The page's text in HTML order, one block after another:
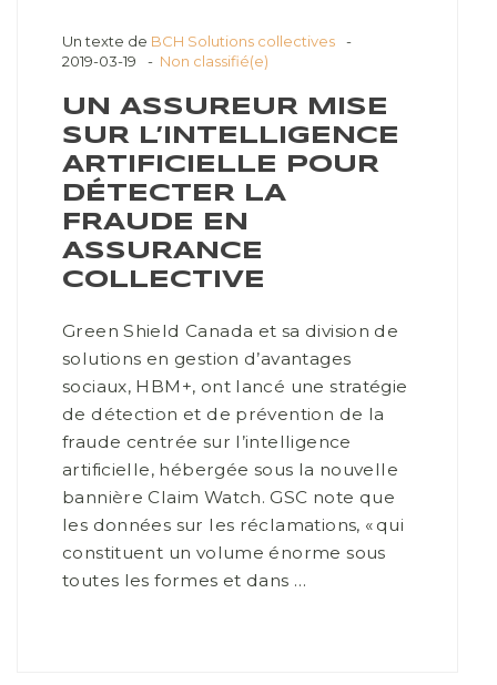
Un texte de BCH Solutions collectives
2019-03-19
Non classifié(e)
UN ASSUREUR MISE
SUR L’INTELLIGENCE
ARTIFICIELLE POUR
DÉTECTER LA
FRAUDE EN
ASSURANCE
COLLECTIVE
Green Shield Canada et sa division de
solutions en gestion d’avantages
sociaux, HBM+, ont lancé une stratégie
de détection et de prévention de la
fraude centrée sur l’intelligence
artificielle, hébergée sous la nouvelle
bannière Claim Watch. GSC note que
les données sur les réclamations, « qui
constituent un volume énorme sous
toutes les formes et dans …